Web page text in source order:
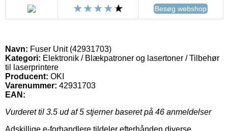
Besøg webshop
Navn: Fuser Unit (42931703)
Kategori: Elektronik / Blækpatroner og lasertoner / Tilbehør
til laserprintere
Producent: OKI
Varenummer: 42931703
EAN:
Vurderet til 3.5 ud af 5 stjerner baseret på 46 anmeldelser
Adskillige e-forhandlere tildeler efterhånden diverse